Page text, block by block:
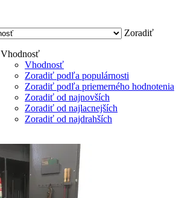
Zoradiť
Vhodnosť
Vhodnosť
Zoradiť podľa populárnosti
Zoradiť podľa priemerného hodnotenia
Zoradiť od najnovších
Zoradiť od najlacnejších
Zoradiť od najdrahších